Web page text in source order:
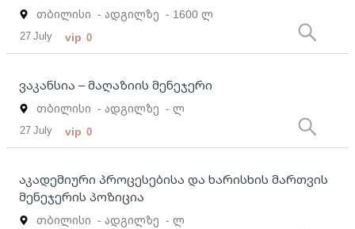
თბილისი - ადგილზე - 1600 ლ
27 July vip 0
ვაკანსია – მაღაზიის მენეჯერი
თბილისი - ადგილზე - ლ
27 July vip 0
აკადემიური პროცესებისა და ხარისხის მართვის
მენეჯერის პოზიცია
თბილისი - ადგილზე - ლ